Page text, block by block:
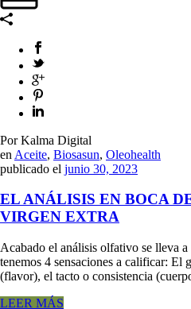
Por Kalma Digital
en Aceite, Biosasun, Oleohealth
publicado el junio 30, 2023
EL ANÁLISIS EN BOCA
VIRGEN EXTRA
Acabado el análisis olfativo se lleva
tenemos 4 sensaciones a calificar: El
(flavor), el tacto o consistencia
LEER MÁS